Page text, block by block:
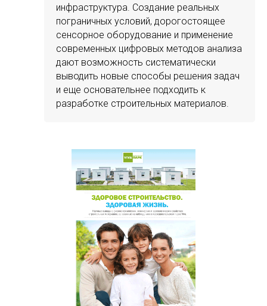
инфраструктура. Создание реальных
пограничных условий, дорогостоящее
сенсорное оборудование и применение
современных цифровых методов анализа
дают возможность систематически
выводить новые способы решения задач
и еще основательнее подходить к
разработке строительных материалов.